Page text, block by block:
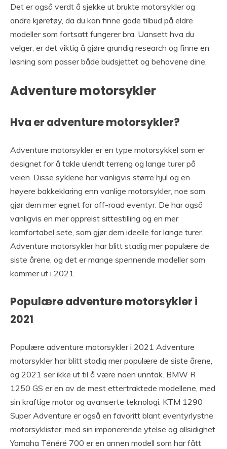
Det er også verdt å sjekke ut brukte motorsykler og
andre kjøretøy, da du kan finne gode tilbud på eldre
modeller som fortsatt fungerer bra. Uansett hva du
velger, er det viktig å gjøre grundig research og finne en
løsning som passer både budsjettet og behovene dine.
Adventure motorsykler
Hva er adventure motorsykler?
Adventure motorsykler er en type motorsykkel som er
designet for å takle ulendt terreng og lange turer på
veien. Disse syklene har vanligvis større hjul og en
høyere bakkeklaring enn vanlige motorsykler, noe som
gjør dem mer egnet for off-road eventyr. De har også
vanligvis en mer oppreist sittestilling og en mer
komfortabel sete, som gjør dem ideelle for lange turer.
Adventure motorsykler har blitt stadig mer populære de
siste årene, og det er mange spennende modeller som
kommer ut i 2021.
Populære adventure motorsykler i
2021
Populære adventure motorsykler i 2021 Adventure
motorsykler har blitt stadig mer populære de siste årene,
og 2021 ser ikke ut til å være noen unntak. BMW R
1250 GS er en av de mest ettertraktede modellene, med
sin kraftige motor og avanserte teknologi. KTM 1290
Super Adventure er også en favoritt blant eventyrlystne
motorsyklister, med sin imponerende ytelse og allsidighet.
Yamaha Ténéré 700 er en annen modell som har fått